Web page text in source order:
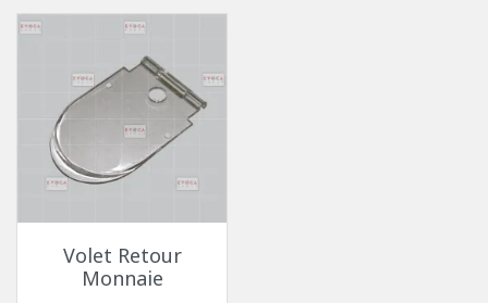
Toutes Pièces Détachées Necta Opera
Pièces Détachées Distributeur Automatique
Volet Retour
Monnaie